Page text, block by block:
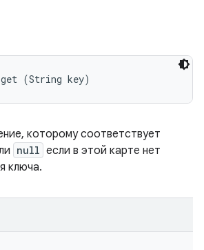
(String key)
которому соответствует
null если в этой карте нет
ключа.